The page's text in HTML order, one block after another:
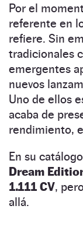
Por el
referente en
refiere. Sin
tradicionales
emergentes
nuevos
Uno de ellos
acaba de
rendimiento,
En su
Dream
1.111 CV,
allá.